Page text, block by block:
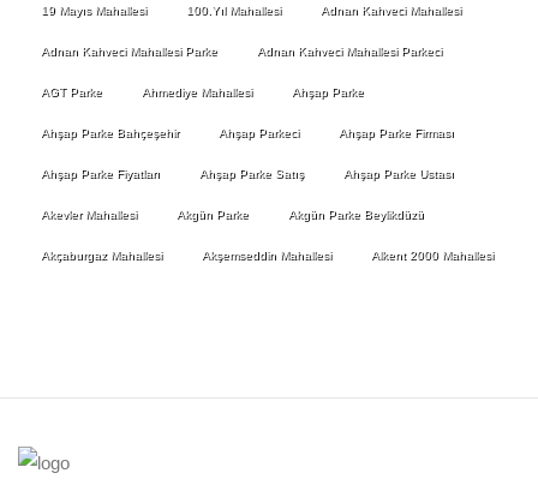
19 Mayıs Mahallesi 100.Yıl Mahallesi Adnan Kahveci Mahallesi
Adnan Kahveci Mahallesi Parke Adnan Kahveci Mahallesi Parkeci
AGT Parke Ahmediye Mahallesi Ahşap Parke
Ahşap Parke Bahçeşehir Ahşap Parkeci Ahşap Parke Firması
Ahşap Parke Fiyatları Ahşap Parke Satış Ahşap Parke Ustası
Akevler Mahallesi Akgün Parke Akgün Parke Beylikdüzü
Akçaburgaz Mahallesi Akşemseddin Mahallesi Alkent 2000 Mahallesi